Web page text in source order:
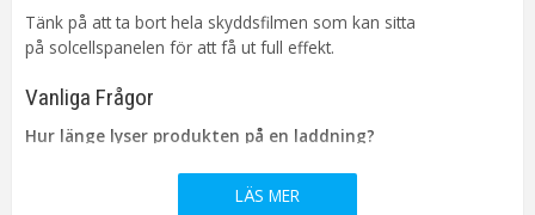
Tänk på att ta bort hela skyddsfilmen som kan sitta
på solcellspanelen för att få ut full effekt.
Vanliga Frågor
Hur länge lyser produkten på en laddning?
(ljusstyrka) eller andra funktioner påverkar lystiden.
LÄS MER